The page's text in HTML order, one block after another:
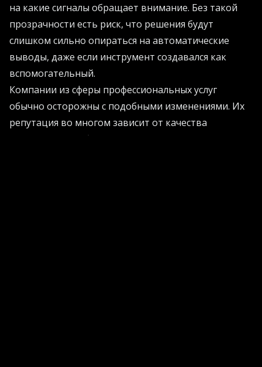
на какие сигналы обращает внимание. Без такой
прозрачности есть риск, что решения будут
слишком сильно опираться на автоматические
выводы, даже если инструмент создавался как
вспомогательный.
Компании из сферы профессиональных услуг
обычно осторожны с подобными изменениями. Их
репутация во многом зависит от качества
персонала, и любое подозрение в несправедливом